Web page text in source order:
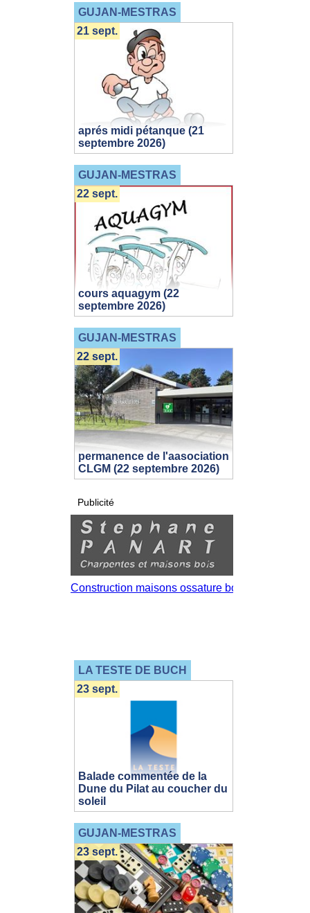
GUJAN-MESTRAS
aprés midi pétanque (21
septembre 2026)
21 sept.
GUJAN-MESTRAS
cours aquagym (22
septembre 2026)
22 sept.
GUJAN-MESTRAS
permanence de l'aasociation
CLGM (22 septembre 2026)
22 sept.
Publicité
LA TESTE DE BUCH
Balade commentée de la
Dune du Pilat au coucher du
soleil
23 sept.
GUJAN-MESTRAS
23 sept.